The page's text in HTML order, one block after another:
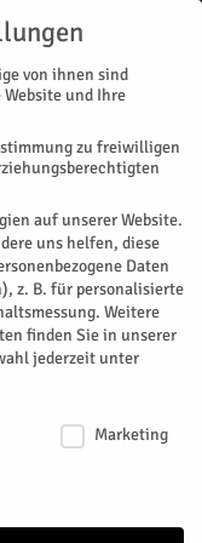
unter die
von ihnen sind
und Ihre
zu freiwilligen
auf unserer Website.
uns helfen, diese
Daten
z. B. für personalisierte
Weitere
finden Sie in unserer
jederzeit unter
Marketing